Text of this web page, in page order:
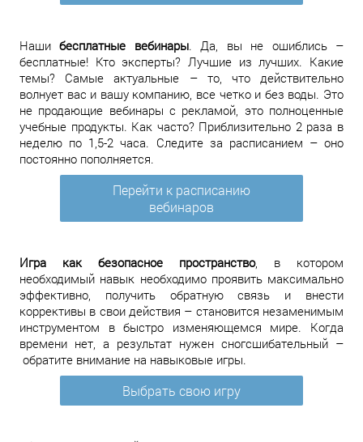
Нашибесплатные вебинары. Да, вы не ошиблись –
бесплатные! Кто эксперты? Лучшие из лучших. Какие
темы? Самые актуальные – то, что действительно
волнует вас и вашу компанию, все четко и без воды. Это
не продающие вебинары с рекламой, это полноценные
учебные продукты. Как часто? Приблизительно 2 раза в
неделю по 1,5-2 часа. Следите за расписанием – оно
постоянно пополняется.
Перейти к расписанию
вебинаров
Игра как безопасное пространство, в котором
необходимый навык необходимо проявить максимально
эффективно, получить обратную связь и внести
коррективы в свои действия – становится незаменимым
инструментом в быстро изменяющемся мире. Когда
времени нет, а результат нужен сногсшибательный –
обратите внимание на навыковые игры.
Выбрать свою игру